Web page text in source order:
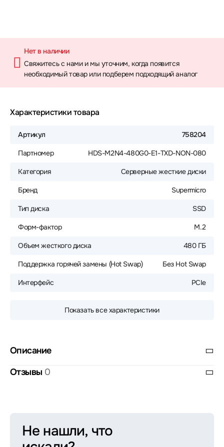
Нет в наличии
Свяжитесь с нами и мы уточним, когда появится
необходимый товар или подберем подходящий аналог
Характеристики товара
Артикул 758204
Партномер HDS-M2N4-480G0-E1-TXD-NON-080
Категория Серверные жесткие диски
Бренд Supermicro
Тип диска SSD
Форм-фактор M.2
Объем жесткого диска 480 ГБ
Поддержка горячей замены (Hot Swap) Без Hot Swap
Интерфейс PCIe
Показать все характеристики
Описание
Отзывы 0
Не нашли, что